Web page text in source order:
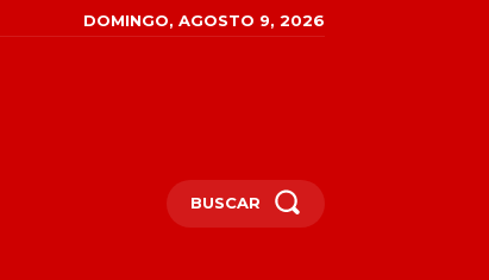
DOMINGO, AGOSTO 9, 2026
BUSCAR